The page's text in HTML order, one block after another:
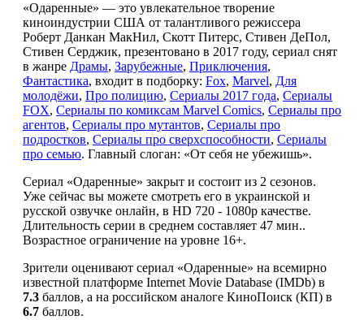
«Одаренные» — это увлекательное творение
киноиндустрии США от талантливого режиссера
Роберт Данкан МакНил, Скотт Питерс, Стивен ДеПол,
Стивен Серджик, презентовано в 2017 году, сериал снят
в жанре Драмы, Зарубежные, Приключения,
Фантастика, входит в подборку: Fox, Marvel, Для
молодёжи, Про полицию, Сериалы 2017 года, Сериалы
FOX, Сериалы по комиксам Marvel Comics, Сериалы про
агентов, Сериалы про мутантов, Сериалы про
подростков, Сериалы про сверхспособности, Сериалы
про семью. Главный слоган: «От себя не убежишь».
Сериал «Одаренные» закрыт и состоит из 2 сезонов.
Уже сейчас вы можете смотреть его в украинской и
русской озвучке онлайн, в HD 720 - 1080p качестве.
Длительность серии в среднем составляет 47 мин..
Возрастное ограничение на уровне 16+.
Зрители оценивают сериал «Одаренные» на всемирно
известной платформе Internet Movie Database (IMDb) в
7.3 баллов, а на российском аналоге КиноПоиск (КП) в
6.7 баллов.